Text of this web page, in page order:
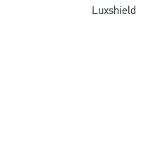
Luxshield